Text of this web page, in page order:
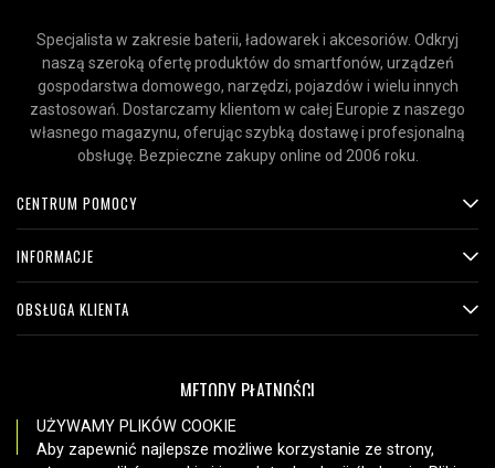
Specjalista w zakresie baterii, ładowarek i akcesoriów. Odkryj
naszą szeroką ofertę produktów do smartfonów, urządzeń
gospodarstwa domowego, narzędzi, pojazdów i wielu innych
zastosowań. Dostarczamy klientom w całej Europie z naszego
własnego magazynu, oferując szybką dostawę i profesjonalną
obsługę. Bezpieczne zakupy online od 2006 roku.
CENTRUM POMOCY
INFORMACJE
OBSŁUGA KLIENTA
METODY PŁATNOŚCI
UŻYWAMY PLIKÓW COOKIE
Aby zapewnić najlepsze możliwe korzystanie ze strony,